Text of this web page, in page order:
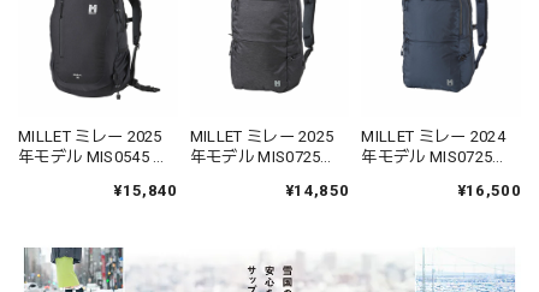
MILLET ミレー 2025
年モデル MIS0545 ク
通勤 街歩き アウトド
¥15,840
MILLET ミレー 2025
年モデル MIS0725
リーユース 小型サイ
¥14,850
MILLET ミレー 2024
年モデル MIS0725
リーユース 小型サイ
¥16,500